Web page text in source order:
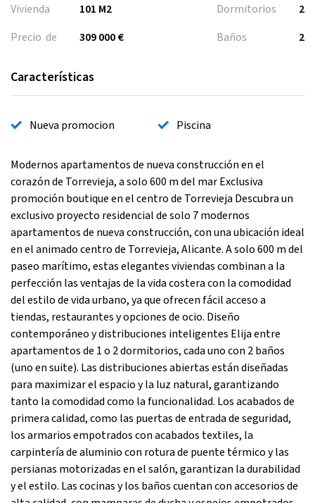
Vivienda
101 M2
Precio de
309 000 €
Dormitorios
2
Baños
2
Características
Nueva promocion Piscina
Modernos apartamentos de nueva construcción en el
corazón de Torrevieja, a solo 600 m del mar Exclusiva
promoción boutique en el centro de Torrevieja Descubra un
exclusivo proyecto residencial de solo 7 modernos
apartamentos de nueva construcción, con una ubicación ideal
en el animado centro de Torrevieja, Alicante. A solo 600 m del
paseo marítimo, estas elegantes viviendas combinan a la
perfección las ventajas de la vida costera con la comodidad
del estilo de vida urbano, ya que ofrecen fácil acceso a
tiendas, restaurantes y opciones de ocio. Diseño
contemporáneo y distribuciones inteligentes Elija entre
apartamentos de 1 o 2 dormitorios, cada uno con 2 baños
(uno en suite). Las distribuciones abiertas están diseñadas
para maximizar el espacio y la luz natural, garantizando
tanto la comodidad como la funcionalidad. Los acabados de
primera calidad, como las puertas de entrada de seguridad,
los armarios empotrados con acabados textiles, la
carpintería de aluminio con rotura de puente térmico y las
persianas motorizadas en el salón, garantizan la durabilidad
y el estilo. Las cocinas y los baños cuentan con accesorios de